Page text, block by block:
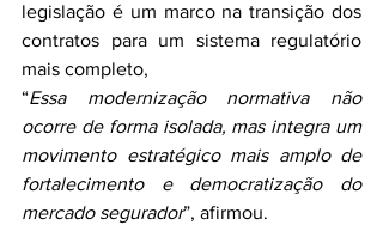
legislação é um marco na transição dos
contratos para um sistema regulatório
mais completo,
“Essa modernização normativa não
ocorre de forma isolada, mas integra um
movimento estratégico mais amplo de
fortalecimento e democratização do
mercado segurador”, afirmou.